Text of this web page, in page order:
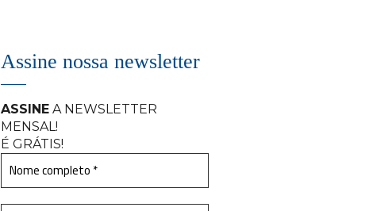
Assine nossa newsletter
ASSINE A NEWSLETTER
MENSAL!
É GRÁTIS!